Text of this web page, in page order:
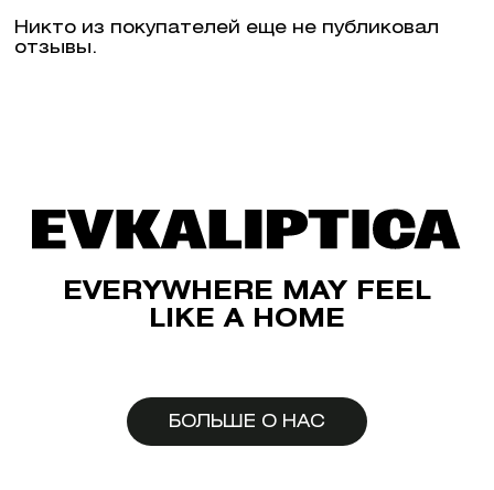
Никто из покупателей еще не публиковал
отзывы.
EVERYWHERE MAY FEEL
LIKE A HOME
БОЛЬШЕ О НАС